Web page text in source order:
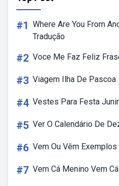
#1 Where Are You From
Tradução
#2 Voce Me Faz Feliz
#3 Viagem Ilha De Pascoa
#4 Vestes Para Festa
#5 Ver O Calendário De
#6 Vem Ou Vêm Exemplos
#7 Vem Cá Menino Vem